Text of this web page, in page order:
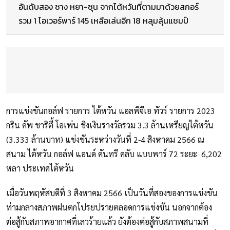
อันดับสอง ชาง หยา-ชุน จากไต้หวันที่ตามมาด้วยสกอร์
รวม 1 โอเวอร์พาร์ 145 เหลือเล่นอีก 18 หลุมลุ้นแชมป์
การแข่งขันกอล์ฟ รายการ ไต้หวัน แอลพีจีเอ ทัวร์ รายการ 2023
กริน คัพ ชาริตี้ โอเพ่น ชิงเงินรางวัลรวม 3.3 ล้านเหรียญไต้หวัน
(3.333 ล้านบาท) แข่งขันระหว่างวันที่ 2-4 สิงหาคม 2566 ณ
สนาม ไต้หวัน กอล์ฟ แอนด์ คันทรี คลับ แบบพาร์ 72 ระยะ 6,202
หลา ประเทศไต้หวัน
เมื่อวันพฤหัสบดีที่ 3 สิงหาคม 2566 เป็นวันที่สองของการแข่งขัน
ท่ามกลางสภาพฝนตกโปรยปรายตลอดการแข่งขัน นอกจากต้อง
ต่อสู้กับสภาพอากาศที่เลวร้ายแล้ว ยังต้องต่อสู้กับสภาพสนามที่